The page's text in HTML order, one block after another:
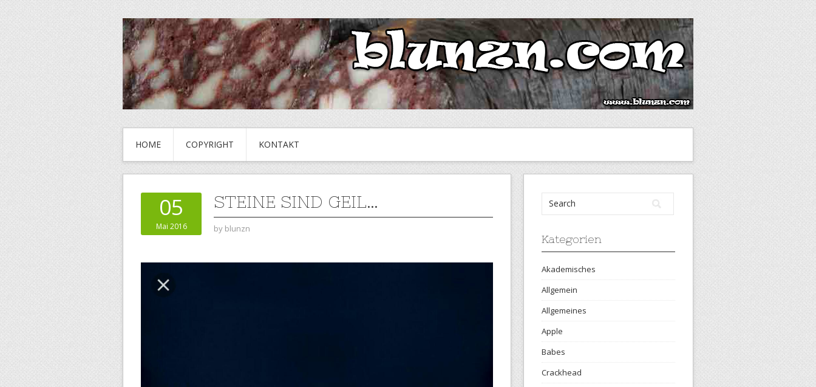
HOME COPYRIGHT KONTAKT
05
Mai 2016
STEINE SIND GEIL…
by blunzn
Kategorien
Akademisches
Allgemein
Allgemeines
Apple
Babes
Crackhead